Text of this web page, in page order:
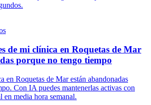
de mi clínica en Roquetas de Mar
porque no tengo tiempo
en Roquetas de Mar están abandonadas
Con IA puedes mantenerlas activas con
en media hora semanal.